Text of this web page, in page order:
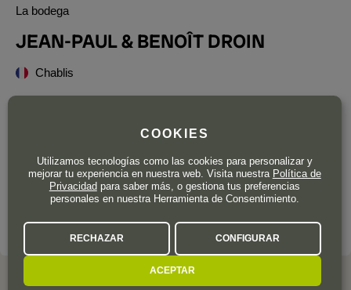
La bodega
JEAN-PAUL & BENOÎT DROIN
Chablis
Con una herencia vitivinícola que se remonta a más de
años(1623), la familia Droin es una de las estirpes más
antiguas y respetadas de Chablis.
LA BODEGA A FONDO
COOKIES
Utilizamos tecnologías como las cookies para personalizar y
mejorar tu experiencia en nuestra web. Visita nuestra Política de
Privacidadpara saber más, o gestiona tus preferencias
personales en nuestra Herramienta de Consentimiento.
RECHAZAR CONFIGURAR
ACEPTAR